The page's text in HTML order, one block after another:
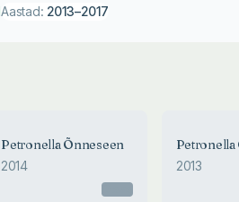
Aastad: 2013–2017
Petronella Õnneseen
2014 2013